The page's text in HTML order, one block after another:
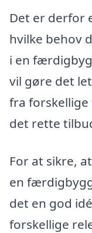
Det er derfor
hvilke behov
i en
vil gøre det
fra
det rette
For at sikre,
en
det en god
forskellige